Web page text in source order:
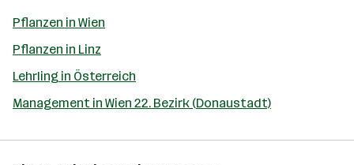
Pflanzen in Wien
Pflanzen in Linz
Lehrling in Österreich
Management in Wien 22. Bezirk (Donaustadt)